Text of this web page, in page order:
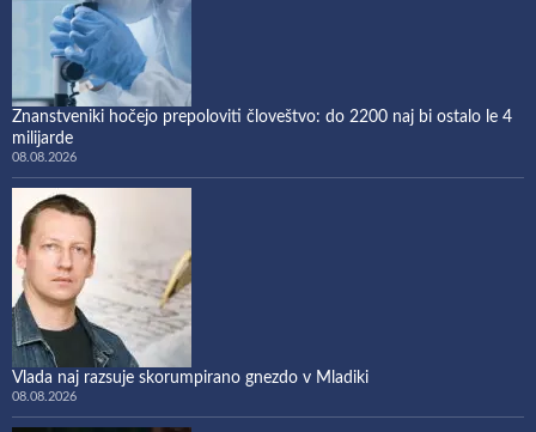
Znanstveniki hočejo prepoloviti človeštvo: do 2200 naj bi ostalo le 4
milijarde
08.08.2026
Vlada naj razsuje skorumpirano gnezdo v Mladiki
08.08.2026